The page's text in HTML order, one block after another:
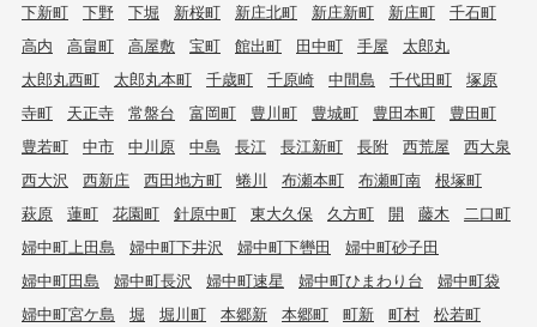
下新町
下野 下堀 新桜町 新庄北町 新庄新町 新庄町
千石町
高内
高畠町 高屋敷 宝町 館出町 田中町 手屋
太郎丸
太郎丸西町
太郎丸本町 千歳町 千原崎 中間島 千代田町
塚原
寺町
天正寺 常盤台 富岡町 豊川町 豊城町 豊田本町
豊田町
豊若町
中市 中川原 中島 長江 長江新町 長附 西荒屋
西大泉
西大沢
西新庄 西田地方町 蜷川 布瀬本町 布瀬町南
根塚町
萩原
蓮町 花園町 針原中町 東大久保 久方町 開 藤木
二口町
婦中町上田島
婦中町下井沢 婦中町下轡田
婦中町砂子田
婦中町田島
婦中町長沢 婦中町速星 婦中町ひまわり台
婦中町袋
婦中町宮ケ島
堀 堀川町 本郷新 本郷町 町新 町村
松若町